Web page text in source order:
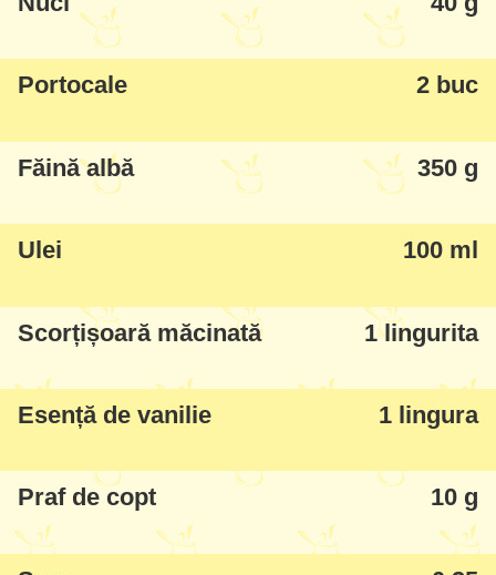
Portocale 2 buc
Făină albă 350 g
Ulei 100 ml
Scorțișoară măcinată 1 lingurita
Esență de vanilie 1 lingura
Praf de copt 10 g